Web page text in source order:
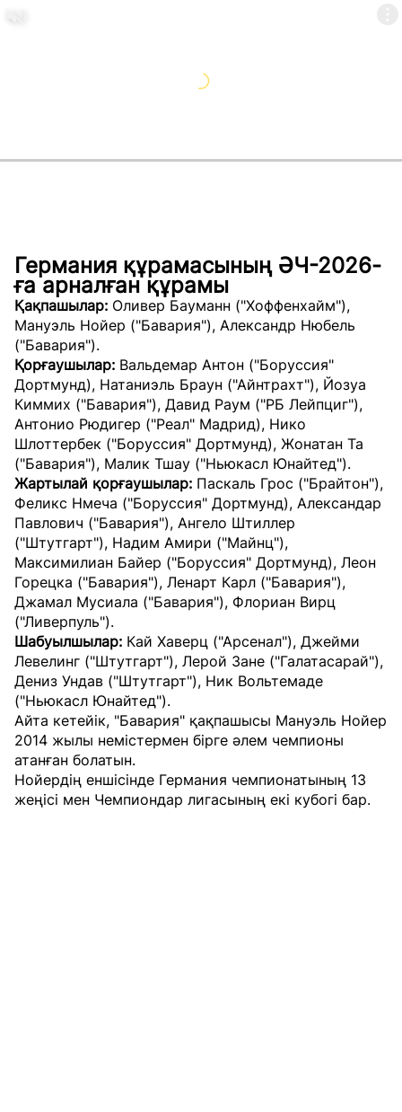
Германия құрамасының ӘЧ-2026-
ға арналған құрамы
Қақпашылар: Оливер Бауманн ("Хоффенхайм"),
Мануэль Нойер ("Бавария"), Александр Нюбель
("Бавария").
Қорғаушылар: Вальдемар Антон ("Боруссия"
Дортмунд), Натаниэль Браун ("Айнтрахт"), Йозуа
Киммих ("Бавария"), Давид Раум ("РБ Лейпциг"),
Антонио Рюдигер ("Реал" Мадрид), Нико
Шлоттербек ("Боруссия" Дортмунд), Жонатан Та
("Бавария"), Малик Тшау ("Ньюкасл Юнайтед").
Жартылай қорғаушылар: Паскаль Грос ("Брайтон"),
Феликс Нмеча ("Боруссия" Дортмунд), Александар
Павлович ("Бавария"), Ангело Штиллер
("Штутгарт"), Надим Амири ("Майнц"),
Максимилиан Байер ("Боруссия" Дортмунд), Леон
Горецка ("Бавария"), Ленарт Карл ("Бавария"),
Джамал Мусиала ("Бавария"), Флориан Вирц
("Ливерпуль").
Шабуылшылар: Кай Хаверц ("Арсенал"), Джейми
Левелинг ("Штутгарт"), Лерой Зане ("Галатасарай"),
Дениз Ундав ("Штутгарт"), Ник Вольтемаде
("Ньюкасл Юнайтед").
Айта кетейік, "Бавария" қақпашысы Мануэль Нойер
2014 жылы немістермен бірге әлем чемпионы
атанған болатын.
Нойердің еншісінде Германия чемпионатының 13
жеңісі мен Чемпиондар лигасының екі кубогі бар.